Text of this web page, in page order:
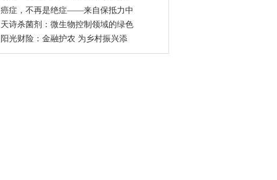
癌症，不再是绝症——来自保抵力中
天诗杀菌剂：微生物控制领域的绿色
阳光财险：金融护农 为乡村振兴添